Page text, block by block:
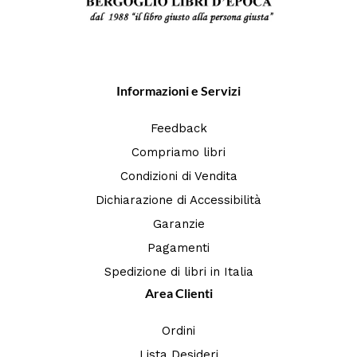
Informazioni e Servizi
Feedback
Compriamo libri
Condizioni di Vendita
Dichiarazione di Accessibilità
Garanzie
Pagamenti
Spedizione di libri in Italia
Area Clienti
Ordini